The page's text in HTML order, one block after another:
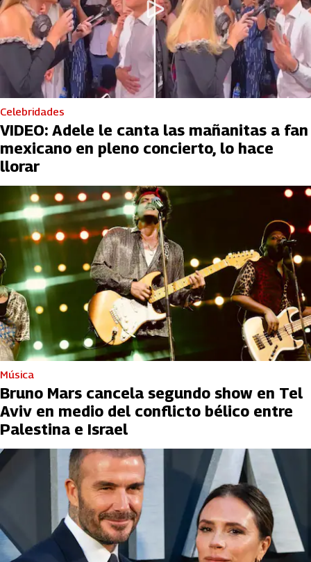
Celebridades
VIDEO: Adele le canta las mañanitas a fan
mexicano en pleno concierto, lo hace
llorar
Música
Bruno Mars cancela segundo show en Tel
Aviv en medio del conflicto bélico entre
Palestina e Israel